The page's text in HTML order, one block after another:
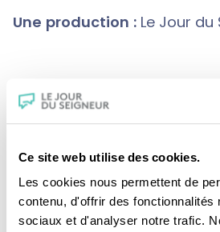
Ce site web utilise des cookies.
Les cookies nous permettent de
contenu, d'offrir des fonctionnalités
sociaux et d'analyser notre trafic.
Une production : Le Jour du
Présentation : Père
o.p.
Boeri